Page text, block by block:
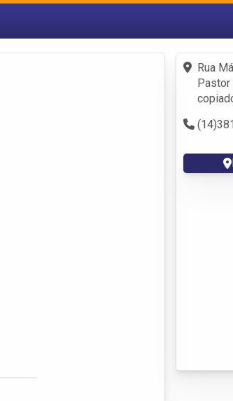
Fazer
Criar
Rua
Pastor